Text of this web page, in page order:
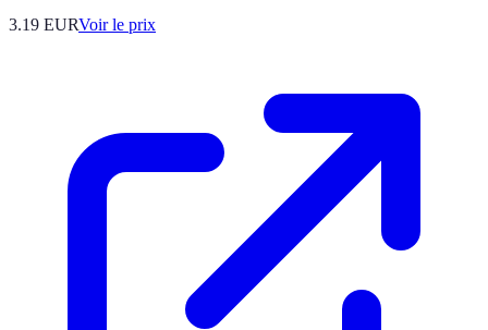
3.19 EURVoir le prix